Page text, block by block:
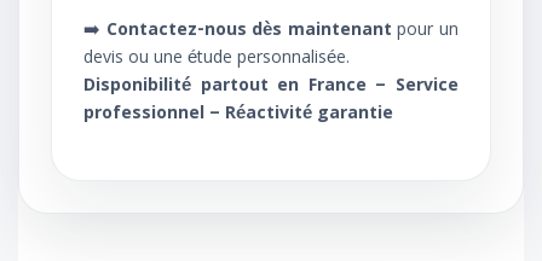
➡️ Contactez-nous dès maintenant pour un
devis ou une étude personnalisée.
Disponibilité partout en France – Service
professionnel – Réactivité garantie